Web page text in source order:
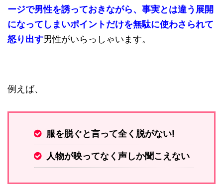
ージで男性を誘っておきながら、事実とは違う展開
になってしまいポイントだけを無駄に使わさられて
怒り出す男性がいらっしゃいます。
例えば、
服を脱ぐと言って全く脱がない!
人物が映ってなく声しか聞こえない